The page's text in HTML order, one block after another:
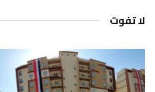
لا تفوت